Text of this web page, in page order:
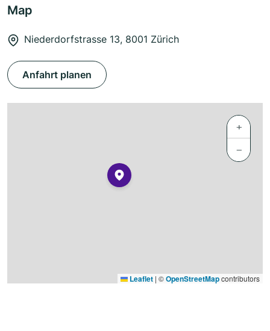
Map
Niederdorfstrasse 13, 8001 Zürich
Anfahrt planen
+
−
Leaflet | ©OpenStreetMapcontributors